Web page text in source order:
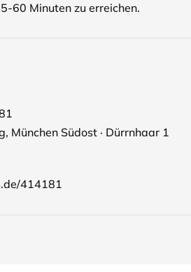
60 Minuten zu erreichen.
München Südost · Dürrnhaar 1
414181